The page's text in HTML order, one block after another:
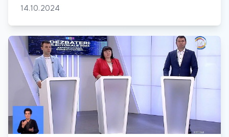
14.10.2024